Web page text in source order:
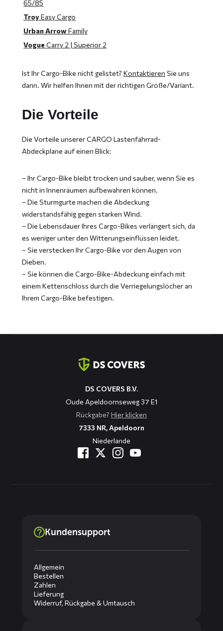
65/85
TroyEasy Cargo
Urban ArrowFamily
Vogue Carry 2 | Superior 2
Ist Ihr Cargo-Bike nicht gelistet? Kontaktieren Sie uns
dann. Wir helfen Ihnen mit der richtigen Größe/Variant.
Die Vorteile
Die Vorteile unserer CARGO Lastenfahrrad-
Abdeckplane auf einen Blick:
– Ihr Cargo-Bike bleibt trocken und sauber, wenn Sie es
nicht in Innenräumen aufbewahren können.
– Die Sturmgurte machen die Abdeckung
widerstandsfähig gegen starken Wind.
– Die Lebensdauer Ihres Cargo-Bikes verlängert sich, da
es weniger unter den Witterungseinflüssen leidet.
– Sie verstecken Ihr Cargo-Bike vor den Augen von
Dieben.
– Sie können die Cargo-Bike-Abdeckung einfach mit
einem Kettenschloss durch die Verriegelungslöcher an
Ihrem Cargo-Bike befestigen.
DS COVERS B.V.
Oude Apeldoornseweg 37 E1
Rückgabe? Hier klicken
7333 NR, Apeldoorn
Niederlande
Kundensupport
Allgemein
Bestellen
Zahlen
Lieferung
Widerruf, Rückgabe & Umtausch